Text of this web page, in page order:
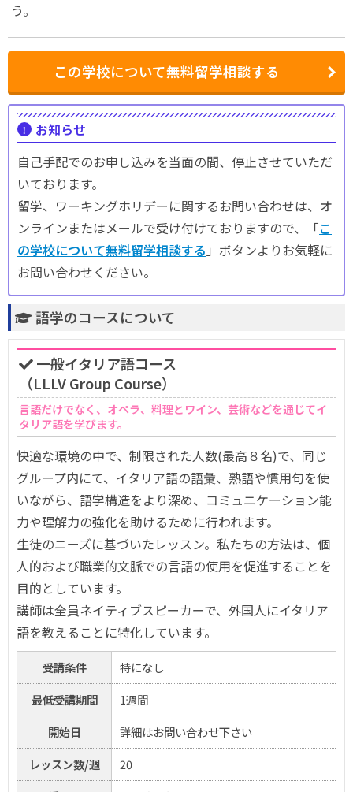
う。
この学校について無料留学相談する
お知らせ
自己手配でのお申し込みを当面の間、停止させていただ
いております。
留学、ワーキングホリデーに関するお問い合わせは、オ
ンラインまたはメールで受け付けておりますので、「こ
の学校について無料留学相談する 」ボタンよりお気軽に
お問い合わせください。
語学のコースについて
一般イタリア語コース
（LLLV Group Course）
言語だけでなく、オペラ、料理とワイン、芸術などを通じてイ
タリア語を学びます。
快適な環境の中で、制限された人数(最高８名)で、同じ
グループ内にて、イタリア語の語彙、熟語や慣用句を使
いながら、語学構造をより深め、コミュニケーション能
力や理解力の強化を助けるために行われます。
生徒のニーズに基づいたレッスン。私たちの方法は、個
人的および職業的文脈での言語の使用を促進することを
目的としています。
講師は全員ネイティブスピーカーで、外国人にイタリア
語を教えることに特化しています。
受講条件
特になし
最低受講期間
1週間
開始日
詳細はお問い合わせ下さい
レッスン数/週
20